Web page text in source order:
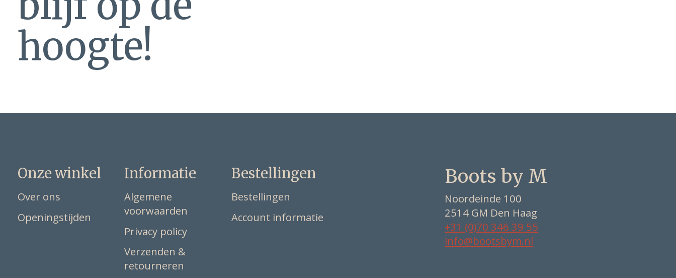
hoogte!
Onze winkel
Over ons
Openingstijden
Informatie
Algemene
voorwaarden
Privacy policy
Verzenden &
retourneren
Bestellingen
Bestellingen
Account informatie
Boots by M
Noordeinde 100
2514 GM Den Haag
+31 (0)70 346 39 55
info@bootsbym.nl